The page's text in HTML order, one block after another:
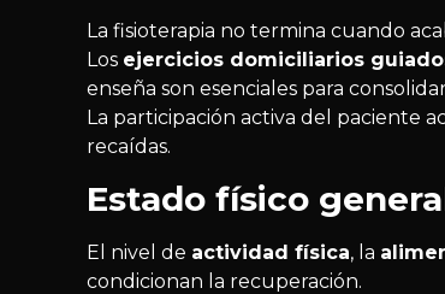
La fisioterapia no termina cuando
Los ejercicios domiciliarios
enseña son esenciales para
La participación activa del paciente
recaídas.
Estado físico
El nivel de actividad física, la
condicionan la recuperación.